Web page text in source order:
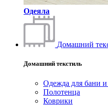
Одеяла
Домашний
Домашний текстиль
Одежда для бани
Полотенца
Коврики